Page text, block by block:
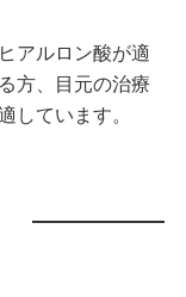
アルロン酸が適
方、目元の治療
しています。